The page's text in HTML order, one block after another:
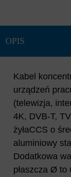
Kabel
urządzeń
(telewizja,
4K, DVB-T,
żyłaCCS o
aluminiowy
Dodatkowa
płaszcza Ø to